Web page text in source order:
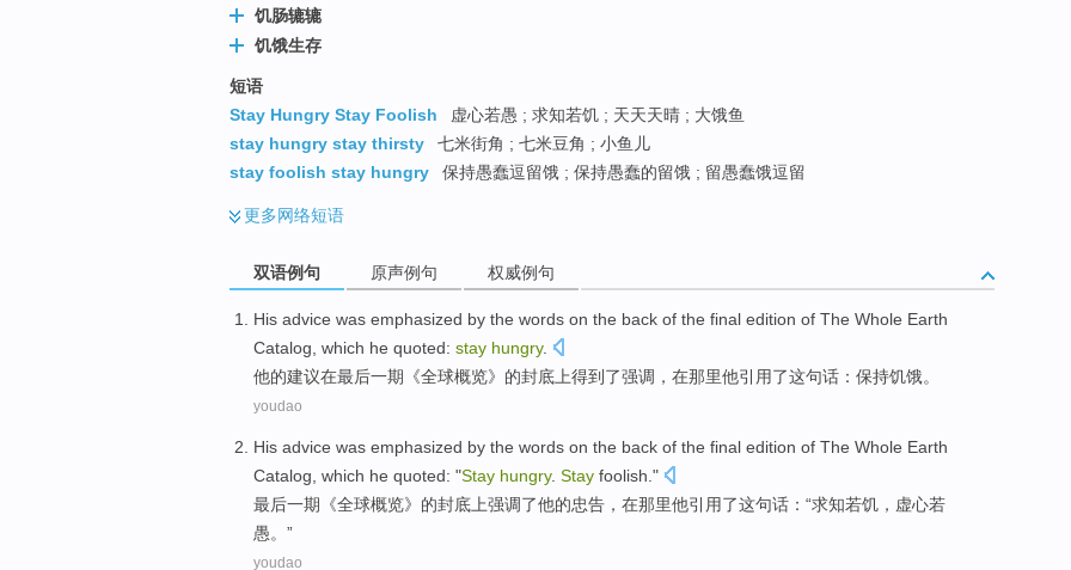
饥肠辘辘
饥饿生存
短语
Stay Hungry Stay Foolish
虚心若愚 ; 求知若饥 ; 天天天晴 ; 大饿鱼
stay hungry stay thirsty
七米街角 ; 七米豆角 ; 小鱼儿
stay foolish stay hungry
保持愚蠢逗留饿 ; 保持愚蠢的留饿 ; 留愚蠢饿逗留
更多网络短语
双语例句 原声例句 权威例句
His advice was emphasized by the words on the back of the final edition of The Whole Earth
Catalog, which he quoted: stay hungry.
他的建议在最后一期 《全球概览》 的封底上得到 了强调，在那里他引用了这句话 ：保持饥饿。
youdao
His advice was emphasized by the words on the back of the final edition of The Whole Earth
Catalog , which he quoted: "Stay hungry. Stay foolish ."
最后一期《全球概览》 的封底 上强调了他的忠告 ， 在那里他引用了这句话 ：“求知若饥 ，虚心若
愚。”
youdao